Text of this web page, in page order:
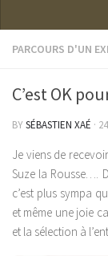
Parcours d’un
Mes dégustations
Presse et Vin
PARCOURS D'UN
C’est OK
BYSÉBASTIEN XAÉ ·
Je viens de
Suze la Rousse….
c’est plus sympa
et même une joie
et la sélection à